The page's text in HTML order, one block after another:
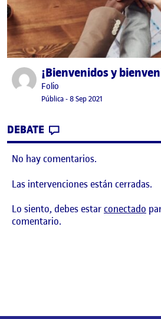
Publicado por¡Bienvenidos y
Publicado por
Folio
Visibilidad:
Pública-Fecha de publicación
8 Sep 2021
DEBATE
No hay comentarios.
Las intervenciones están cerradas.
Lo siento, debes estarconectado
comentario.